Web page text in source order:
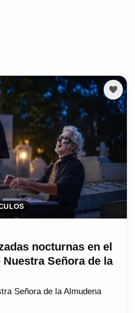
nocturnas en el
Señora de la
Señora de la Almudena